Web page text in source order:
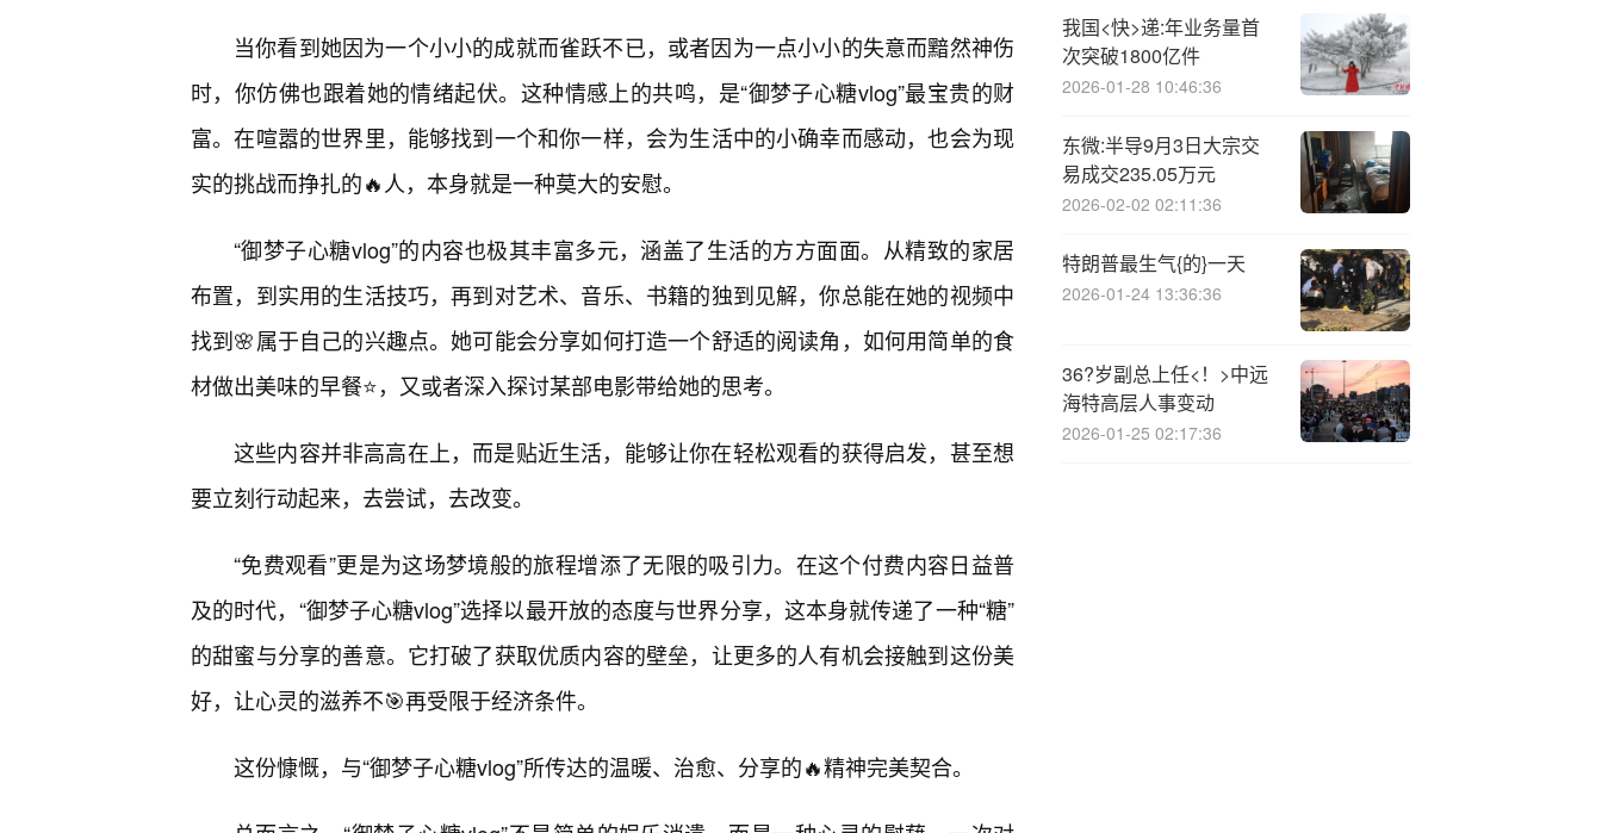
当你看到她因为一个小小的成就而雀跃不已，或者因为一点小小的失意而黯然神伤
时，你仿佛也跟着她的情绪起伏。这种情感上的共鸣，是“御梦子心糖vlog”最宝贵的财
富。在喧嚣的世界里，能够找到一个和你一样，会为生活中的小确幸而感动，也会为现
实的挑战而挣扎的🔥人，本身就是一种莫大的安慰。
“御梦子心糖vlog”的内容也极其丰富多元，涵盖了生活的方方面面。从精致的家居
布置，到实用的生活技巧，再到对艺术、音乐、书籍的独到见解，你总能在她的视频中
找到🌸属于自己的兴趣点。她可能会分享如何打造一个舒适的阅读角，如何用简单的食
材做出美味的早餐⭐，又或者深入探讨某部电影带给她的思考。
这些内容并非高高在上，而是贴近生活，能够让你在轻松观看的获得启发，甚至想
要立刻行动起来，去尝试，去改变。
“免费观看”更是为这场梦境般的旅程增添了无限的吸引力。在这个付费内容日益普
及的时代，“御梦子心糖vlog”选择以最开放的态度与世界分享，这本身就传递了一种“糖”
的甜蜜与分享的善意。它打破了获取优质内容的壁垒，让更多的人有机会接触到这份美
好，让心灵的滋养不🎯再受限于经济条件。
这份慷慨，与“御梦子心糖vlog”所传达的温暖、治愈、分享的🔥精神完美契合。
我国<快>递:年业务量首
次突破1800亿件
2026-01-28 10:46:36
东微:半导9月3日大宗交
易成交235.05万元
2026-02-02 02:11:36
特朗普最生气{的}一天
2026-01-24 13:36:36
36?岁副总上任<！>中远
海特高层人事变动
2026-01-25 02:17:36